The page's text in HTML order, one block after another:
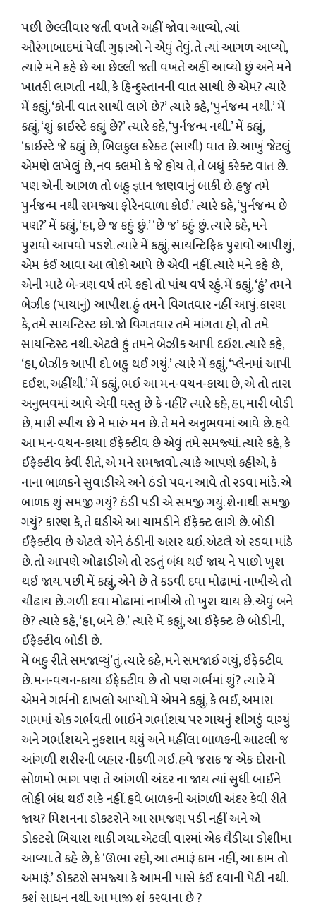
પછી છેલ્લીવાર જતી વખતે અહીં જોવા આવ્યો, ત્યાં
ઔરંગાબાદમાં પેલી ગુફાઓ ને એવું તેવું. તે ત્યાં આગળ આવ્યો,
ત્યારે મને કહે છે આ છેલ્લી જતી વખતે અહીં આવ્યો છું અને મને
ખાતરી લાગતી નથી, કે હિન્દુસ્તાનની વાત સાચી છે એમ? ત્યારે
મેં કહ્યું, ‘કોની વાત સાચી લાગે છે?’ ત્યારે કહે, ‘પુર્નજન્મ નથી.’ મેં
કહ્યું, ‘શું ક્રાઈસ્ટે કહ્યું છે?’ ત્યારે કહે, ‘પુર્નજન્મ નથી.’ મેં કહ્યું,
‘ક્રાઈસ્ટે જે કહ્યું છે, બિલકુલ કરેક્ટ (સાચી) વાત છે. આખું જેટલું
એમણે લખેલું છે, નવ કલમો કે જે હોય તે, તે બધું કરેક્ટ વાત છે.
પણ એની આગળ તો બહુ જ્ઞાન જાણવાનું બાકી છે. હજુ તમે
પુર્નજન્મ નથી સમજ્યા ફોરેનવાળા કોઈ.’ ત્યારે કહે, ‘પુર્નજન્મ છે
પણ?’ મેં કહ્યું, ‘હા, છે જ કહું છું.’ ‘છે જ’ કહું છું. ત્યારે કહે, મને
પુરાવો આપવો પડશે. ત્યારે મેં કહ્યું, સાયન્ટિફિક પુરાવો આપીશું,
એમ કંઈ આવા આ લોકો આપે છે એવી નહીં. ત્યારે મને કહે છે,
એની માટે બે-ત્રણ વર્ષ તમે કહો તો પાંચ વર્ષ રહું. મેં કહ્યું, ‘હું’ તમને
બેઝીક (પાયાનું) આપીશ. હું તમને વિગતવાર નહીં આપું. કારણ
કે, તમે સાયન્ટિસ્ટ છો. જો વિગતવાર તમે માંગતા હો, તો તમે
સાયન્ટિસ્ટ નથી. એટલે હું તમને બેઝીક આપી દઈશ. ત્યારે કહે,
‘હા, બેઝીક આપી દો. બહુ થઈ ગયું.’ ત્યારે મેં કહ્યું, ‘પ્લેનમાં આપી
દઈશ, અહીંથી.’ મેં કહ્યું, ભઈ આ મન-વચન-કાયા છે, એ તો તારા
અનુભવમાં આવે એવી વસ્તુ છે કે નહીં? ત્યારે કહે, હા, મારી બોડી
છે, મારી સ્પીચ છે ને મારું મન છે. તે મને અનુભવમાં આવે છે. હવે
આ મન-વચન-કાયા ઈફેક્ટીવ છે એવું તમે સમજ્યાં. ત્યારે કહે, કે
ઈફેક્ટીવ કેવી રીતે, એ મને સમજાવો. ત્યાકે આપણે કહીએ, કે
નાના બાળકને સુવાડીએ અને ઠંડો પવન આવે તો રડવા માંડે. એ
બાળક શું સમજી ગયું? ઠંડી પડી એ સમજી ગયું. શેનાથી સમજી
ગયું? કારણ કે, તે ઘડીએ આ ચામડીને ઈફેક્ટ લાગે છે. બોડી
ઈફેક્ટીવ છે એટલે એને ઠંડીની અસર થઈ. એટલે એ રડવા માંડે
છે. તો આપણે ઓઢાડીએ તો રડતું બંધ થઈ જાય ને પાછો ખુશ
થઈ જાય. પછી મેં કહ્યું, એને છે તે કડવી દવા મોઢામાં નાખીએ તો
ચીઢાય છે. ગળી દવા મોઢામાં નાખીએ તો ખુશ થાય છે. એવું બને
છે? ત્યારે કહે, ‘હા, બને છે.’ ત્યારે મેં કહ્યું, આ ઈફેક્ટ છે બોડીની,
ઈફેક્ટીવ બોડી છે.
મેં બહુ રીતે સમજાવ્યું’તું. ત્યારે કહે, મને સમજાઈ ગયું, ઈફેક્ટીવ
છે. મન-વચન-કાયા ઈફેક્ટીવ છે તો પણ ગર્ભમાં શું? ત્યારે મેં
એમને ગર્ભનો દાખલો આપ્યો. મેં એમને કહ્યું, કે ભઈ, અમારા
ગામમાં એક ગર્ભવતી બાઈને ગર્ભાશય પર ગાયનું શીગડું વાગ્યું
અને ગર્ભાશયને નુકશાન થયું અને મહીંલા બાળકની આટલી જ
આંગળી શરીરની બહાર નીકળી ગઈ. હવે જરાક જ એક દોરાનો
સોળમો ભાગ પણ તે આંગળી અંદર ના જાય ત્યાં સુધી બાઈને
લોહી બંધ થઈ શકે નહીં. હવે બાળકની આંગળી અંદર કેવી રીતે
જાય? મિશનના ડોકટરોને આ સમજણ પડી નહીં અને એ
ડોકટરો બિચારા થાકી ગયા. એટલી વારમાં એક ઘૈડીયા ડોશીમા
આવ્યા. તે કહે છે, કે ‘ઊભા રહો, આ તમારૂં કામ નહીં, આ કામ તો
અમારૂં.’ ડોકટરો સમજ્યા કે આમની પાસે કંઈ દવાની પેટી નથી.